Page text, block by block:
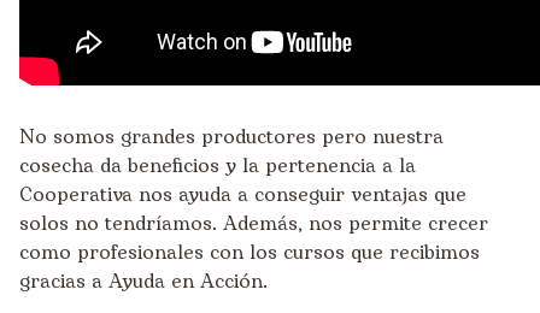
No somos grandes productores pero nuestra
cosecha da beneficios y la pertenencia a la
Cooperativa nos ayuda a conseguir ventajas que
solos no tendríamos. Además, nos permite crecer
como profesionales con los cursos que recibimos
gracias a Ayuda en Acción.